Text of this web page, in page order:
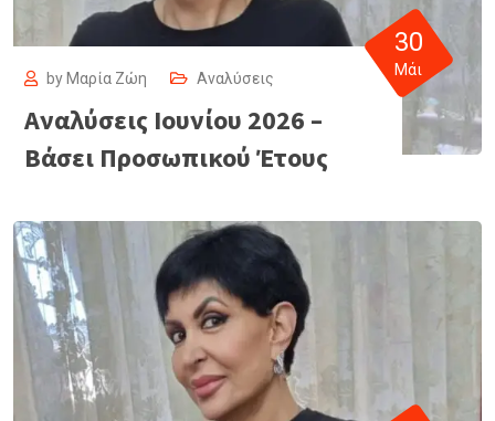
by Μαρία Ζώη Αναλύσεις
Αναλύσεις Ιουνίου 2026 –
Βάσει Προσωπικού Έτους
30
Μάι